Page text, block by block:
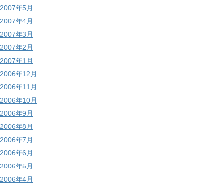
2007年5月
2007年4月
2007年3月
2007年2月
2007年1月
2006年12月
2006年11月
2006年10月
2006年9月
2006年8月
2006年7月
2006年6月
2006年5月
2006年4月